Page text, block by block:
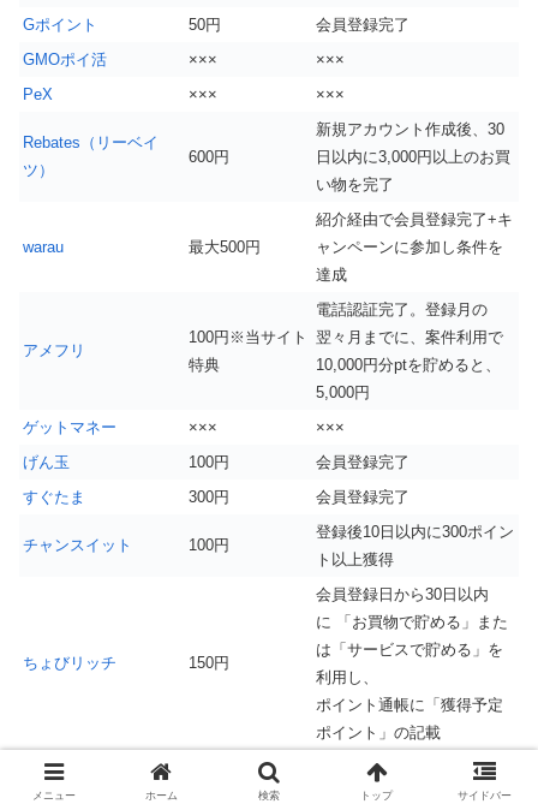
Gポイント
50円
会員登録完了
GMOポイ活
×××
×××
PeX
××× ×××
Rebates（リーベイ
ツ）
600円
新規アカウント作成後、30
日以内に3,000円以上のお買
い物を完了
warau 最大500円
紹介経由で会員登録完了+キ
ャンペーンに参加し条件を
達成
アメフリ
100円※当サイト
特典
電話認証完了。登録月の
翌々月までに、案件利用で
10,000円分ptを貯めると、
5,000円
ゲットマネー
×××
×××
げん玉
100円
会員登録完了
すぐたま
300円 会員登録完了
チャンスイット 100円
登録後10日以内に300ポイン
ト以上獲得
ちょびリッチ 150円
会員登録日から30日以内
に 「お買物で貯める」また
は「サービスで貯める」を
利用し、
ポイント通帳に「獲得予定
ポイント」の記載
ドットマネー
ニフティポイントクラ
200円※当サイト
メニュー ホーム 検索 トップ サイドバー